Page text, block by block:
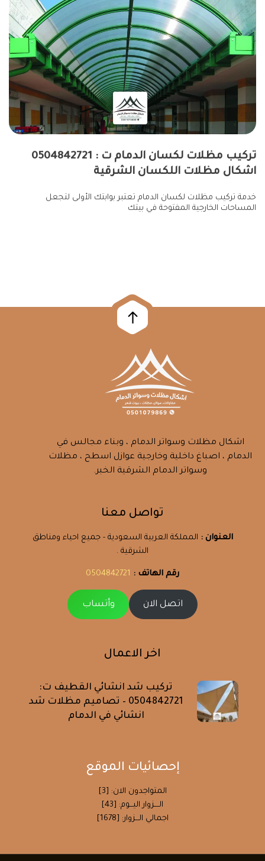
اشكال مظلات اللكسان الشرقية
خدمة تركيب مظلات لكسان الدمام تعتبر بوابتك الأولى لتجعل
المساحات الخارجية المفتوحة في بيتك
اشكال مظلات وسواتر الدمام ، وبناء مجالس في
الدمام ، اصباغ داخلية وخارجية عوازل اسطح ، مظلات
وسواتر الدمام الشرقية الخبر.
تواصل معنا
العنوان : المملكة العربية السعودية - جميع احياء ومناطق
الشرقية .
رقم الهاتف :
اتصل الان وأتساب
اخر الاعمال
تركيب شد انشائي القطيف ت:
0504842721 – تصاميم مظلات شد
انشائي في الدمام
إحصائيات الموقع
المتواجدون الان: [3]
الــــزوار اليـــوم: [43]
اجمالي الـــزوار: [1678]